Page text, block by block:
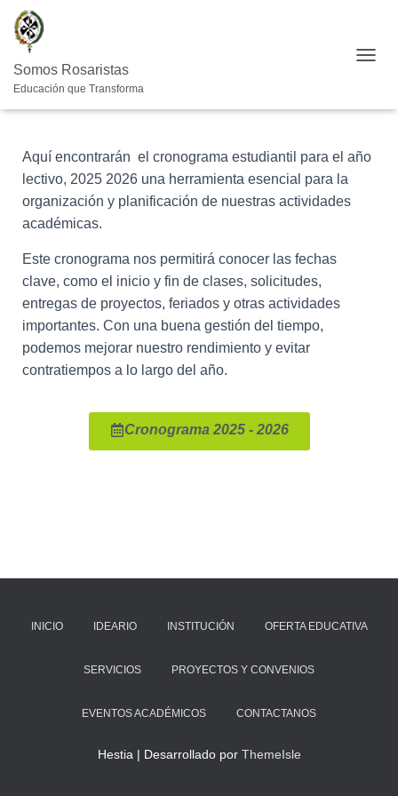
Somos Rosaristas
Educación que Transforma
Aquí encontrarán el cronograma estudiantil para el año
lectivo, 2025 2026 una herramienta esencial para la
organización y planificación de nuestras actividades
académicas.
Este cronograma nos permitirá conocer las fechas
clave, como el inicio y fin de clases, solicitudes,
entregas de proyectos, feriados y otras actividades
importantes. Con una buena gestión del tiempo,
podemos mejorar nuestro rendimiento y evitar
contratiempos a lo largo del año.
Cronograma 2025 - 2026
INICIO IDEARIO INSTITUCIÓN OFERTA EDUCATIVA
SERVICIOS PROYECTOS Y CONVENIOS
EVENTOS ACADÉMICOS CONTACTANOS
Hestia | Desarrollado por ThemeIsle